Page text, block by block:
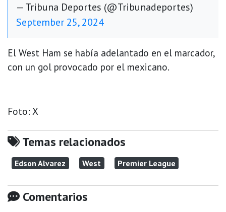
— Tribuna Deportes (@Tribunadeportes)
September 25, 2024
El West Ham se había adelantado en el marcador,
con un gol provocado por el mexicano.
Foto: X
Temas relacionados
Edson Alvarez West Premier League
Comentarios